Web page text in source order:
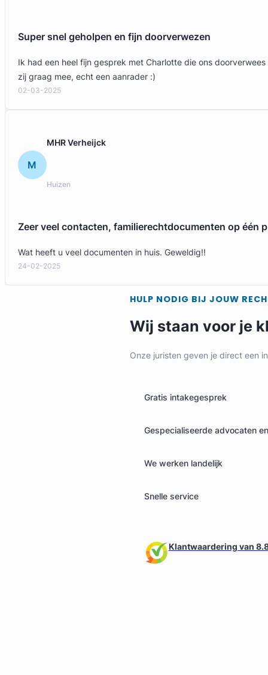
Super snel geholpen en fijn doorverwezen
Ik had een heel fijn gesprek met Charlotte die ons
zij graag mee, echt een aanrader :)
02-03-2025
M
MHR Verheijck
Huizen
Zeer veel contacten, familierechtdocumenten op één
Wat heeft u veel documenten in huis. Geweldig!!
24-02-2025
HULP NODIG BIJ JOUW
Wij staan voor je
Onze juristen geven je direct een
Gratis intakegesprek
Gespecialiseerde advocaten
We werken landelijk
Snelle service
Klantwaardering van